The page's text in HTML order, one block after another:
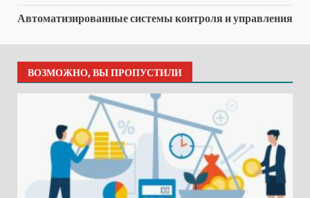
Автоматизированные системы контроля и управления
ВОЗМОЖНО, ВЫ ПРОПУСТИЛИ